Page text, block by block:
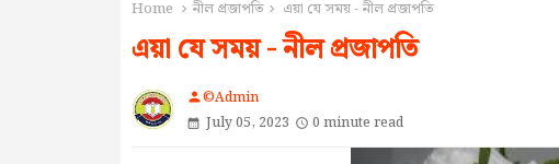
Home নীল প্ৰজাপতি এয়া যে সময় - নীল প্ৰজাপতি
এয়া যে সময় - নীল প্ৰজাপতি
person©Admin
July 05, 2023
0 minute read